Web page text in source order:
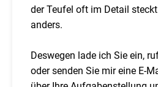
der Teufel oft im Detail
anders.
Deswegen lade ich Sie ein,
oder senden Sie mir eine E-